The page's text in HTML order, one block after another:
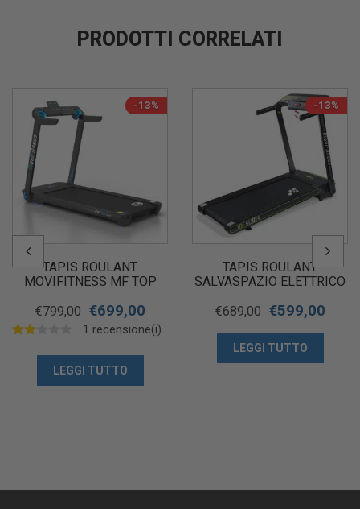
PRODOTTI CORRELATI
-13%
TAPIS ROULANT
MOVIFITNESS MF TOP
€799,00 €699,00
1 recensione(i)
LEGGI TUTTO
-13%
TAPIS ROULANT
SALVASPAZIO ELETTRICO
€689,00 €599,00
LEGGI TUTTO